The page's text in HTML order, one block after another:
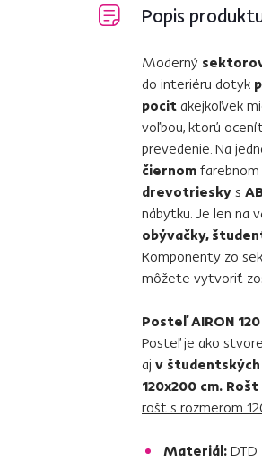
Popis
Moderný
do interiéru dotyk
pocit akejkoľvek
voľbou, ktorú
prevedenie. Na
čiernom farebnom
drevotriesky s
nábytku. Je len na
obývačky,
Komponenty zo
môžete vytvoriť
Posteľ AIRON 120
Posteľ je ako
aj v študentských
120x200 cm. Rošt
rošt s rozmerom
Materiál: DTD